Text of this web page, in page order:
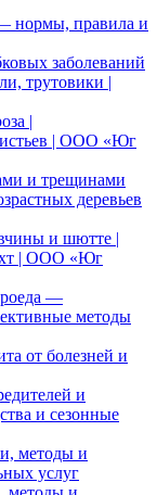
нормы, правила и
заболеваний
трутовики |
|
| ООО «Юг
и трещинами
деревьев
и шютте |
| ООО «Юг
—
методы
от болезней и
и
и сезонные
методы и
услуг